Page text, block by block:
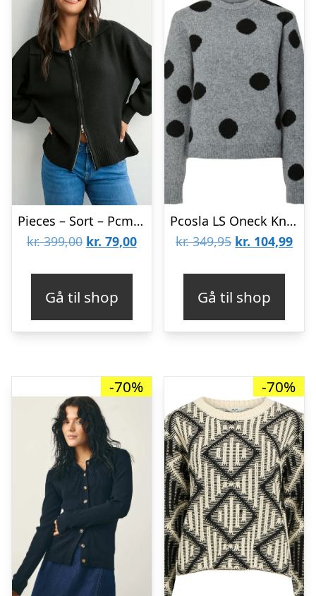
Pieces – Sort – Pcmalou Ls Zip Knit Cardigan Noos B
kr.399,00 Den
var:
kr. 399,00.
kr. 79,00Den
kr. 79,00.
Gå til shop
Pcosla LS Oneck Knit Pullover D2D
kr.349,95 Den
var:
kr. 349,95.
kr. 104,99Den
kr.
Gå til shop
-70% -70%